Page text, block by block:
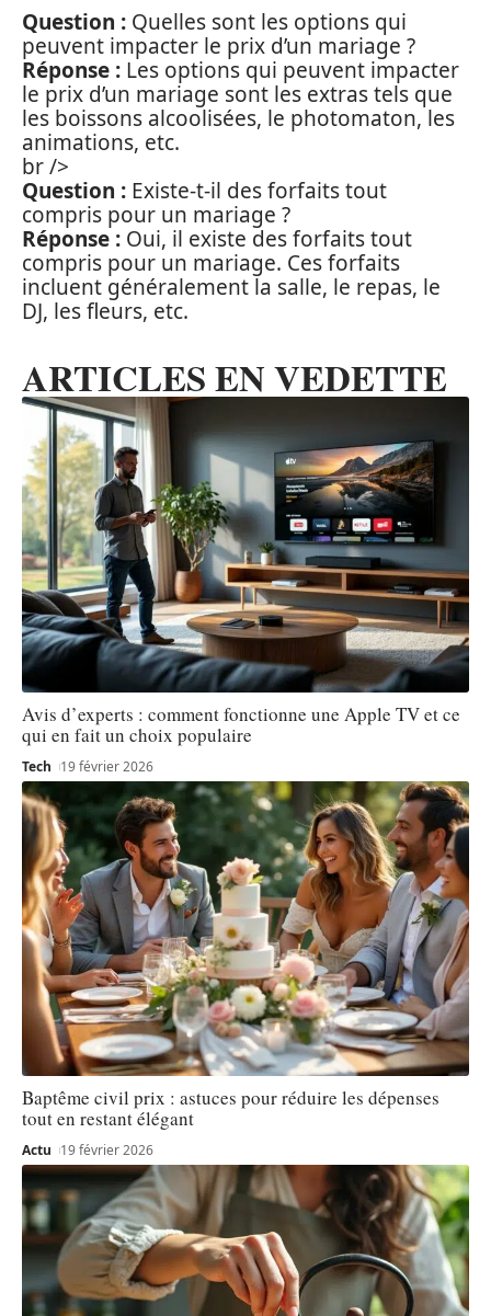
Question : Quelles sont les options qui
peuvent impacter le prix d’un mariage ?
Réponse : Les options qui peuvent impacter
le prix d’un mariage sont les extras tels que
les boissons alcoolisées, le photomaton, les
animations, etc.
br />
Question : Existe-t-il des forfaits tout
compris pour un mariage ?
Réponse : Oui, il existe des forfaits tout
compris pour un mariage. Ces forfaits
incluent généralement la salle, le repas, le
DJ, les fleurs, etc.
ARTICLES EN VEDETTE
Avis d’experts : comment fonctionne une Apple TV et ce
qui en fait un choix populaire
Tech 19 février 2026
Baptême civil prix : astuces pour réduire les dépenses
tout en restant élégant
Actu 19 février 2026